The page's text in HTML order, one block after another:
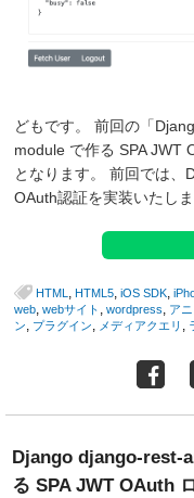
どもです。 前回の「
module で作る SPA JWT
となります。 前回では、
OAuth認証を実装いたし
HTML , HTML5, iOS SDK,
web, webサイト , wordpress, ア
ン, プラグイン, メディアクエリ ,
Django django-rest-
る SPA JWT OAuth